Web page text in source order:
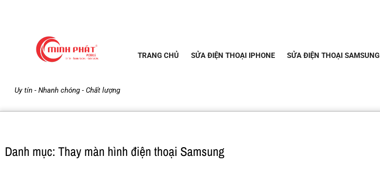
M
n
Uy tín - Nhanh chóng - Chất lượng
TRANG CHỦ SỬA ĐIỆN THOẠI IPHONE SỬA ĐIỆN THOẠI SAMSUNG
Danh mục: Thay màn hình điện thoại Samsung